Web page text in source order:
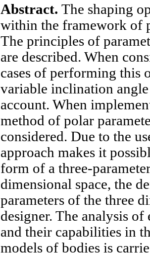
Abstract. The shaping
within the framework of
The principles of
are described. When
cases of performing this
variable inclination
account. When
method of polar
considered. Due to the
approach makes it
form of a three-
dimensional space, the
parameters of the three
designer. The analysis
and their capabilities in
models of bodies is